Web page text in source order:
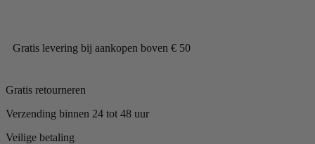
Gratis levering bij aankopen boven € 50
Gratis retourneren
Verzending binnen 24 tot 48 uur
Veilige betaling